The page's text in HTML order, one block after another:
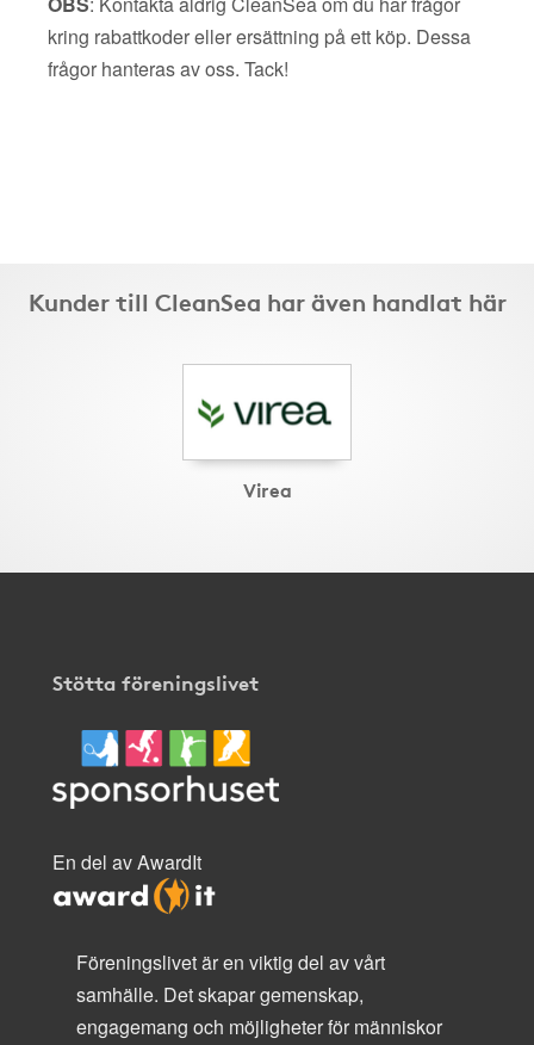
kring rabattkoder eller ersättning på ett köp. Dessa
frågor hanteras av oss. Tack!
Kunder till CleanSea har även handlat här
Virea
Stötta föreningslivet
En del av AwardIt
Föreningslivet är en viktig del av vårt
samhälle. Det skapar gemenskap,
engagemang och möjligheter för människor